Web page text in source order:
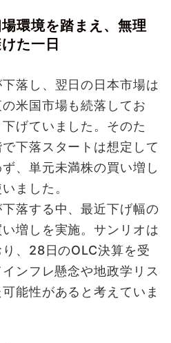
環境を踏まえ、無理
た一日
落し、翌日の日本市場は
米国市場も続落してお
げていました。そのた
下落スタートは想定して
、単元未満株の買い増し
ました。
落する中、最近下げ幅の
増しを実施。サンリオは
、28日のOLC決算を受
ンフレ懸念や地政学リス
能性があると考えていま